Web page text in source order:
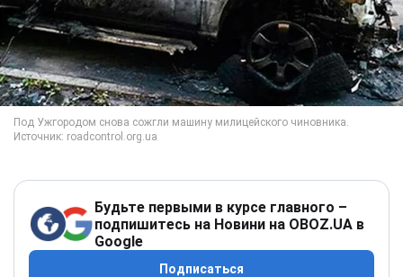
Будьте первыми в курсе главного –
подпишитесь на Новини на OBOZ.UA в
Google
Подписаться